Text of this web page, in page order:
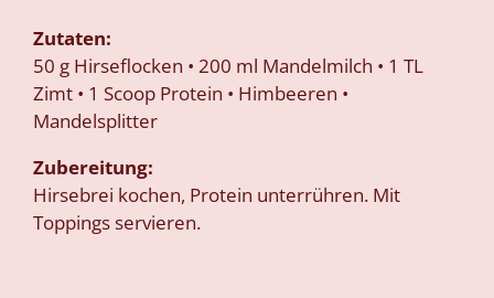
Zutaten:
50 g Hirseflocken • 200 ml Mandelmilch • 1 TL
Zimt • 1 Scoop Protein • Himbeeren •
Mandelsplitter
Zubereitung:
Hirsebrei kochen, Protein unterrühren. Mit
Toppings servieren.